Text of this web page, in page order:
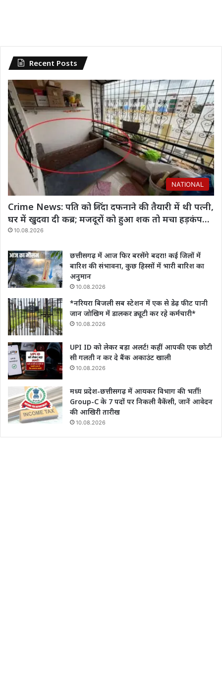
Recent Posts
NATIONAL
Crime News: पति को जिंदा दफनाने की तैयारी में थी पत्नी,
घर में खुदवा दी कब्र; मजदूरों को हुआ शक तो मचा हड़कंप…
10.08.2026
छत्तीसगढ़ में आज फिर बरसेंगे बदरा! कई जिलों में
बारिश की संभावना, कुछ हिस्सों में भारी बारिश का
अनुमान
10.08.2026
*नरियरा बिजली सब स्टेशन में एक से डेढ़ फीट पानी
जान जोखिम में डालकर ड्यूटी कर रहे कर्मचारी*
10.08.2026
UPI ID को लेकर बड़ा अलर्ट! कहीं आपकी एक छोटी
सी गलती न कर दे बैंक अकाउंट खाली
10.08.2026
मध्य प्रदेश-छत्तीसगढ़ में आयकर विभाग की भर्ती!
Group-C के 7 पदों पर निकली वैकेंसी, जानें आवेदन
की आखिरी तारीख
10.08.2026